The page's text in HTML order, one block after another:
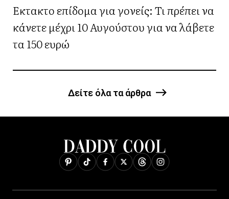
Έκτακτο επίδομα για γονείς: Τι πρέπει να
κάνετε μέχρι 10 Αυγούστου για να λάβετε
τα 150 ευρώ
Δείτε όλα τα άρθρα